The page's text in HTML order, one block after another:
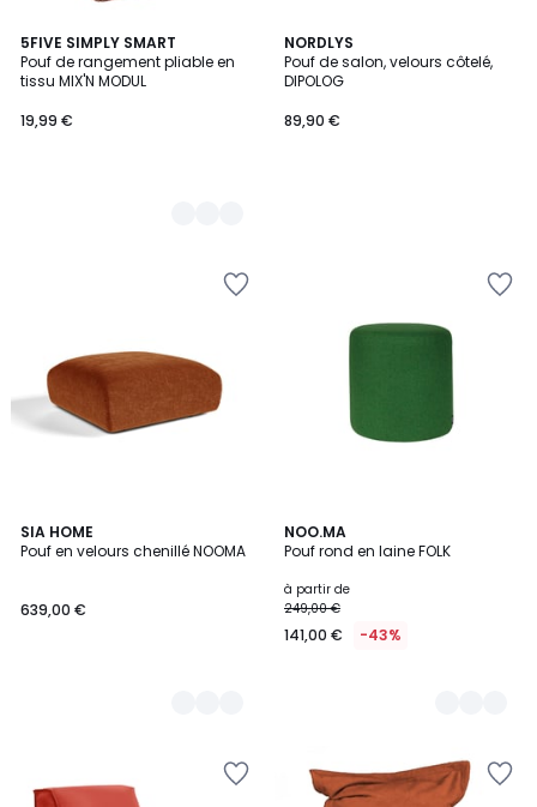
5FIVE SIMPLY SMART
Pouf de rangement pliable en
tissu MIX'N MODUL
19,99 €
3
Couleurs
NORDLYS
Pouf de salon, velours côtelé,
DIPOLOG
89,90 €
SIA HOME
Pouf en velours chenillé NOOMA
639,00 €
2
Couleurs
NOO.MA
Pouf rond en laine FOLK
à partir de
249,00 €
141,00 € -43%
3
Couleurs